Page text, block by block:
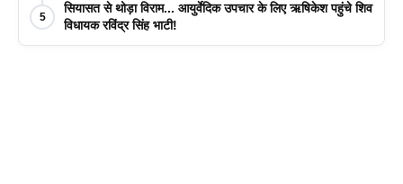
5
सियासत से थोड़ा विराम... आयुर्वेदिक उपचार के लिए ऋषिकेश पहुंचे शिव
विधायक रविंद्र सिंह भाटी!